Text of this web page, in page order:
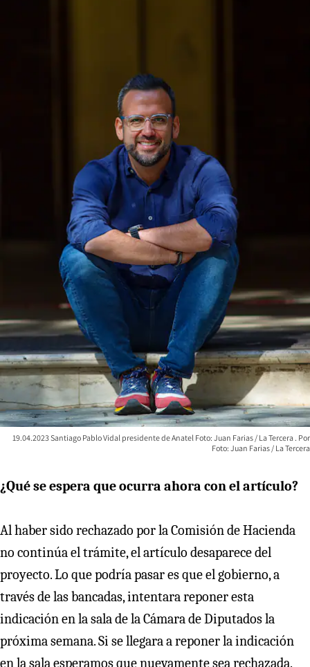
19.04.2023 Santiago Pablo Vidal presidente de Anatel Foto: Juan Farias / La Tercera
Foto: Juan Farias / La Tercera
¿Qué se espera que ocurra ahora con el artículo?
Al haber sido rechazado por la Comisión de Hacienda
no continúa el trámite, el artículo desaparece del
proyecto. Lo que podría pasar es que el gobierno, a
través de las bancadas, intentara reponer esta
indicación en la sala de la Cámara de Diputados la
próxima semana. Si se llegara a reponer la indicación
en la sala esperamos que nuevamente sea rechazada.